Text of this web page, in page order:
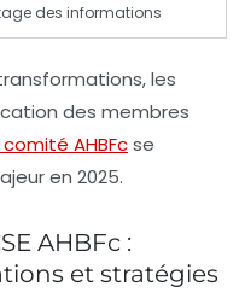
des informations
les
des membres
AHBFcse
en 2025.
AHBFc :
et stratégies